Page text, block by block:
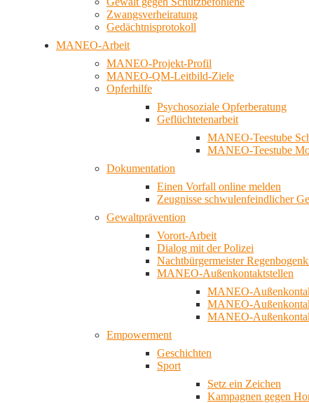
Zwangsverheiratung
Gedächtnisprotokoll
MANEO-Arbeit
MANEO-Projekt-Profil
MANEO-QM-Leitbild-Ziele
Opferhilfe
Psychosoziale Opferberatung
Geflüchtetenarbeit
MANEO-Teestube
MANEO-Teestube
Dokumentation
Einen Vorfall online melden
Zeugnisse schwulenfeindlicher
Gewaltprävention
Vorort-Arbeit
Dialog mit der Polizei
Nachtbürgermeister
MANEO-Außenkontaktstellen
MANEO-
MANEO-
MANEO-
Empowerment
Geschichten
Sport
Setz ein Zeichen
Kampagnen gegen